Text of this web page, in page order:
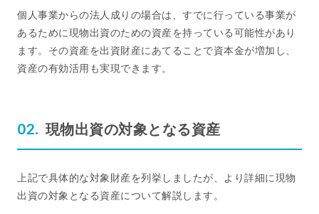
個人事業からの法人成りの場合は、すでに行っている事業が
あるために現物出資のための資産を持っている可能性があり
ます。その資産を出資財産にあてることで資本金が増加し、
資産の有効活用も実現できます。
現物出資の対象となる資産
上記で具体的な対象財産を列挙しましたが、より詳細に現物
出資の対象となる資産について解説します。